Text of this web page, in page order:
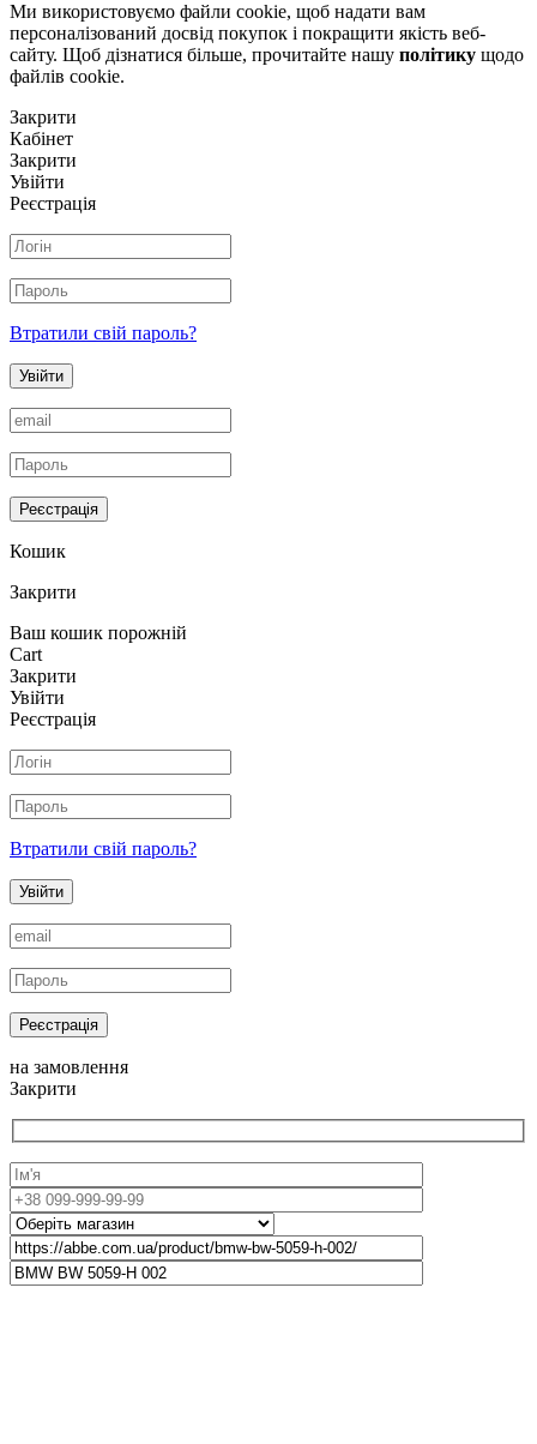
Ми використовуємо файли cookie, щоб надати вам
персоналізований досвід покупок і покращити якість веб-
сайту. Щоб дізнатися більше, прочитайте нашу політику щодо
файлів сookie.
Закрити
Кабінет
Закрити
Увійти
Реєстрація
Втратили свій пароль?
Увійти
Реєстрація
Кошик
Закрити
Ваш кошик порожній
Cart
Закрити
Увійти
Реєстрація
Втратили свій пароль?
Увійти
Реєстрація
на замовлення
Закрити